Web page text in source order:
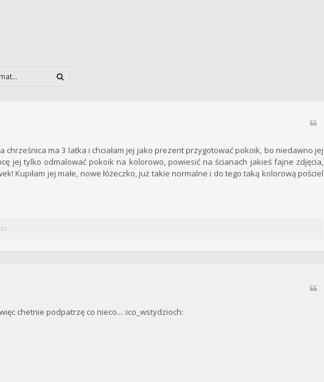
chrześnica ma 3 latka i chciałam jej jako prezent przygotować pokoik, bo niedawno jej
jej tylko odmalować pokoik na kolorowo, powiesić na ścianach jakieś fajne zdjęcia,
Kupiłam jej małe, nowe łóżeczko, już takie normalne i do tego taką kolorową pościel
chetnie podpatrzę co nieco... :ico_wstydzioch: